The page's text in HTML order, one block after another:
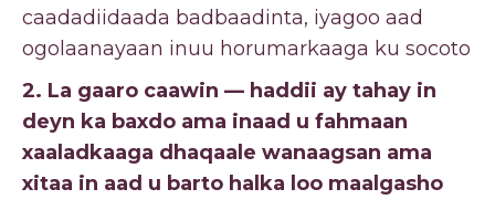
caadadiidaada badbaadinta, iyagoo aad
ogolaanayaan inuu horumarkaaga ku socoto
2. La gaaro caawin — haddii ay tahay in
deyn ka baxdo ama inaad u fahmaan
xaaladkaaga dhaqaale wanaagsan ama
xitaa in aad u barto halka loo maalgasho